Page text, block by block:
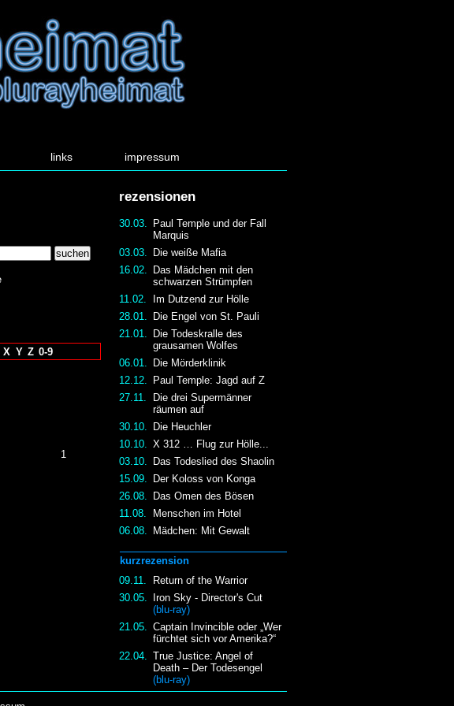
links impressum
rezensionen
30.03.
Paul Temple und der Fall
Marquis
03.03.
Die weiße Mafia
16.02.
Das Mädchen mit den
schwarzen Strümpfen
11.02.
Im Dutzend zur Hölle
28.01.
Die Engel von St. Pauli
21.01.
Die Todeskralle des
grausamen Wolfes
06.01.
Die Mörderklinik
12.12.
Paul Temple: Jagd auf Z
27.11.
Die drei Supermänner
räumen auf
30.10.
Die Heuchler
10.10.
X 312 … Flug zur Hölle...
03.10.
Das Todeslied des Shaolin
15.09.
Der Koloss von Konga
26.08.
Das Omen des Bösen
11.08.
Menschen im Hotel
06.08.
Mädchen: Mit Gewalt
kurzrezension
09.11.
Return of the Warrior
30.05.
Iron Sky - Director's Cut
(blu-ray)
21.05.
Captain Invincible oder „Wer
fürchtet sich vor Amerika?“
22.04.
True Justice: Angel of
Death – Der Todesengel
(blu-ray)
X Y Z 0-9
1